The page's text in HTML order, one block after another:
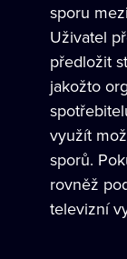
sporu
Uživatel
předložit
jakožto
využít
sporů.
rovněž
televizní